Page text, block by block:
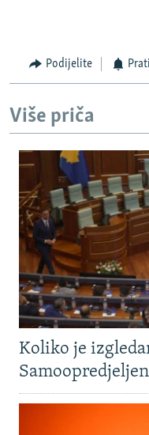
Podijelite
Više priča
Koliko je